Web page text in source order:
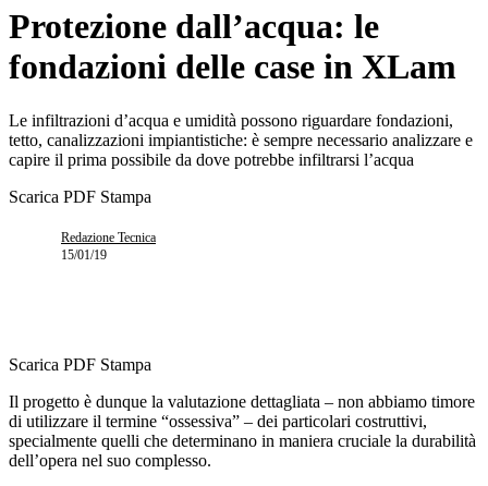
Protezione dall’acqua: le
fondazioni delle case in XLam
Le infiltrazioni d’acqua e umidità possono riguardare fondazioni,
tetto, canalizzazioni impianti­stiche: è sempre necessario analizzare e
capire il prima possibile da dove potrebbe infiltrarsi l’acqua
Scarica PDF Stampa
Redazione Tecnica
15/01/19
Scarica PDF Stampa
Il progetto è dunque la valutazione dettagliata – non abbiamo timore
di utilizzare il termine “osses­siva” – dei particolari costruttivi,
specialmente quelli che determinano in maniera cruciale la durabilità
dell’opera nel suo complesso.